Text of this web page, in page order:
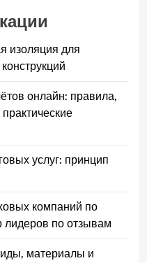
изоляция для
онлайн: правила,
услуг: принцип
компаний по
по отзывам
материалы и